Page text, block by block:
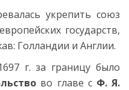
укрепить союз
государств,
Голландии и Англии.
г. за границу было
во главе с Ф. Я.